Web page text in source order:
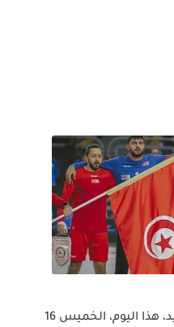
يخوض المنتخب التونسي لكرة اليد، هذا اليوم، الخميس 16